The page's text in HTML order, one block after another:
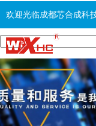
欢迎光临成都芯合成科